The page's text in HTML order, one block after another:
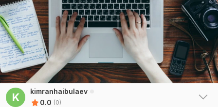
K
kimranhaibulaev
0.0 (0)